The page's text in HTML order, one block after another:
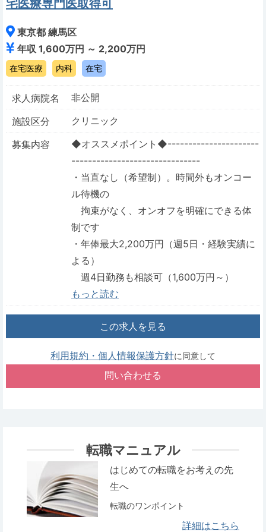
宅医療専門医取得可
東京都 練馬区
年収 1,600万円 ～ 2,200万円
在宅医療 内科 在宅
求人病院名
非公開
施設区分
クリニック
募集内容
◆オススメポイント◆----------------------
-------------------------------
・当直なし（希望制）。時間外もオンコー
ル待機の
拘束がなく、オンオフを明確にできる体
制です
・年俸最大2,200万円（週5日・経験実績に
よる）
週4日勤務も相談可（1,600万円～）
もっと読む
この求人を見る
利用規約・個人情報保護方針に同意して
転職マニュアル
はじめての転職をお考えの先
生へ
転職のワンポイント
詳細はこちら